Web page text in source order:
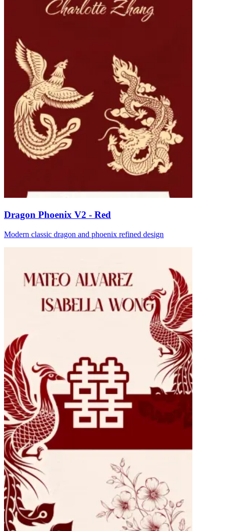
Dragon Phoenix V2 - Red
Modern classic dragon and phoenix refined design